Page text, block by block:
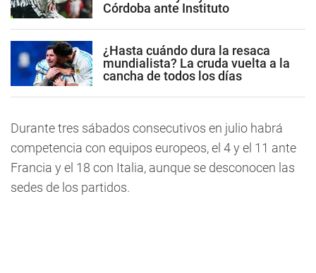
Córdoba ante Instituto
¿Hasta cuándo dura la resaca
mundialista? La cruda vuelta a la
cancha de todos los días
Durante tres sábados consecutivos en julio habrá
competencia con equipos europeos, el 4 y el 11 ante
Francia y el 18 con Italia, aunque se desconocen las
sedes de los partidos.